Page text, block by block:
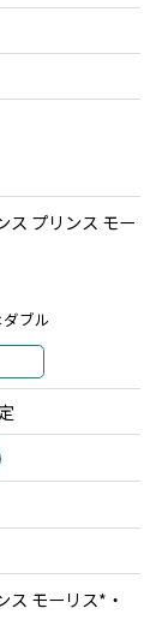
前後6か月
明書の提示
旨をご申告
ス プリンス モー
ブル
ト
ス モーリス*・